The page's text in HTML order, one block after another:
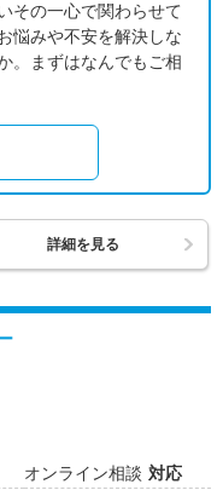
その一心で関わらせて
悩みや不安を解決しな
。まずはなんでもご相
詳細を見る
オンライン相談 対応